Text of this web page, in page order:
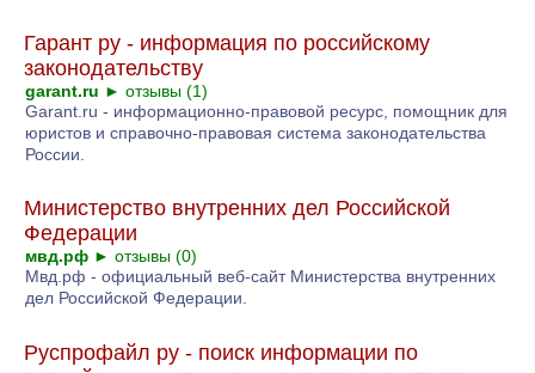
Гарант ру - информация по российскому
законодательству
garant.ru ► отзывы (1)
Garant.ru - информационно-правовой ресурс, помощник для
юристов и справочно-правовая система законодательства
России.
Министерство внутренних дел Российской
Федерации
мвд.рф ► отзывы (0)
Мвд.рф - официальный веб-сайт Министерства внутренних
дел Российской Федерации.
Руспрофайл ру - поиск информации по